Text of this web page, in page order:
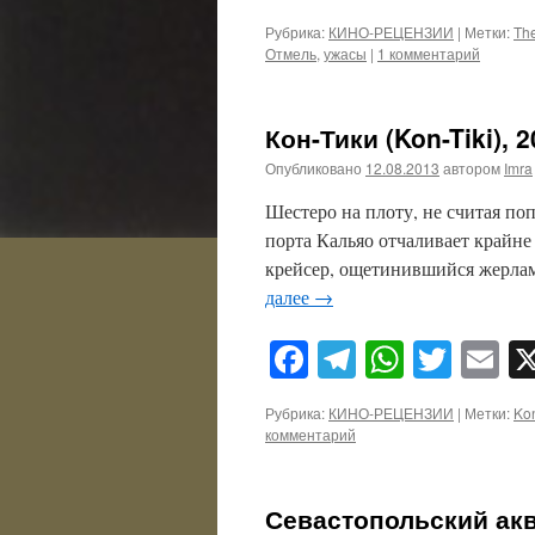
Рубрика: КИНО-РЕЦЕНЗИИ | Метки:
Отмель, ужасы | 1 комментарий
Кон-Тики (Kon-Tiki),
Опубликовано 12.08.2013 автором Imra
Шестеро на плоту, не считая
порта Кальяо отчаливает
крейсер, ощетинившийся
далее →
Facebook
Telegram
Рубрика: КИНО-РЕЦЕНЗИИ | Метки:
комментарий
Севастопольский